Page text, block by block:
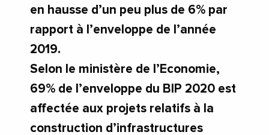
en hausse d’un peu plus de 6% par
rapport à l’enveloppe de l’année
2019.
Selon le ministère de l’Economie,
69% de l’enveloppe du BIP 2020 est
affectée aux projets relatifs à la
construction d’infrastructures